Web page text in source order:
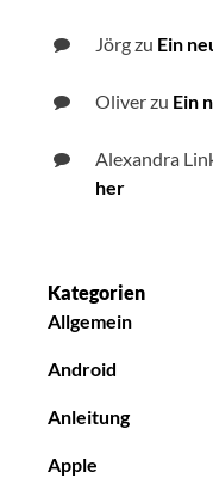
Jörgzu Ein
Oliverzu Ein
Alexandra
her
Kategorien
Allgemein
Android
Anleitung
Apple